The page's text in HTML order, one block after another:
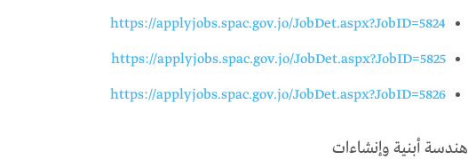
https://applyjobs.spac.gov.jo/JobDet.aspx?JobID=5824
https://applyjobs.spac.gov.jo/JobDet.aspx?JobID=5825
https://applyjobs.spac.gov.jo/JobDet.aspx?JobID=5826
هندسة أبنية وإنشاءات